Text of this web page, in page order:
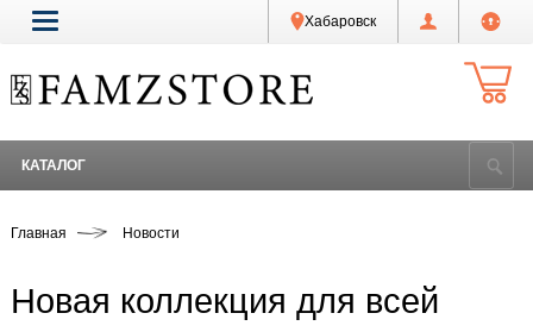
Хабаровск
КАТАЛОГ
Главная Новости
Новая коллекция для всей